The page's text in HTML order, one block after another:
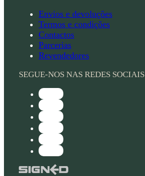
Envios e devoluções
Termos e condições
Contactos
Parcerias
Revendedores
SEGUE-NOS NAS REDES SOCIAIS